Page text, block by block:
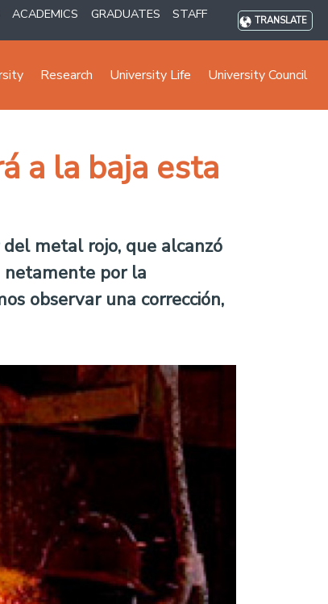
ACADEMICS GRADUATES STAFF TRANSLATE
Research University Life University Council
a la baja esta
metal rojo, que alcanzó
netamente por la
observar una corrección,